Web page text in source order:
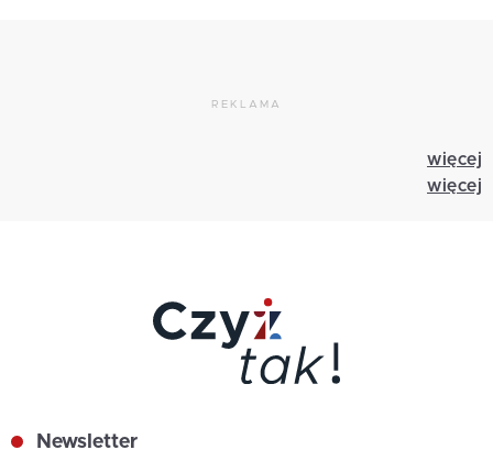
REKLAMA
więcej
więcej
Newsletter